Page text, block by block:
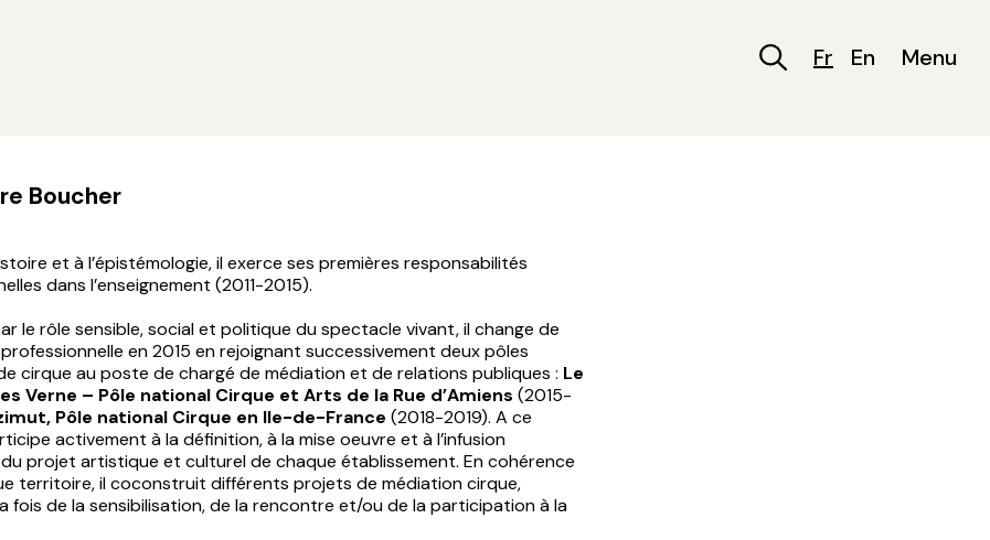
Fr En Menu
Boucher
et à l’épistémologie, il exerce ses premières responsabilités
dans l’enseignement (2011-2015).
le rôle sensible, social et politique du spectacle vivant, il change de
en 2015 en rejoignant successivement deux pôles
cirque au poste de chargé de médiation et de relations publiques : Le
Verne – Pôle national Cirque et Arts de la Rue d’Amiens (2015-
Pôle national Cirque en Ile-de-France (2018-2019). A ce
activement à la définition, à la mise oeuvre et à l’infusion
projet artistique et culturel de chaque établissement. En cohérence
territoire, il coconstruit différents projets de médiation cirque,
fois de la sensibilisation, de la rencontre et/ou de la participation à la